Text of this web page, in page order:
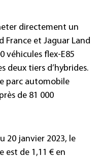
directement un
France et Jaguar Land
véhicules flex-E85
deux tiers d’hybrides.
parc automobile
de 81 000
20 janvier 2023, le
est de 1,11 € en